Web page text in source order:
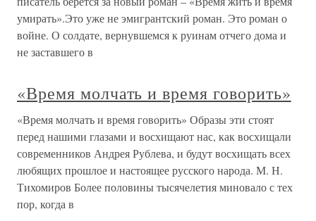
умирать».Это уже не эмигрантский роман. Это роман о
войне. О солдате, вернувшемся к руинам отчего дома и
не заставшего в
«Время молчать и время говорить»
«Время молчать и время говорить» Образы эти стоят
перед нашими глазами и восхищают нас, как восхищали
современников Андрея Рублева, и будут восхищать всех
любящих прошлое и настоящее русского народа. М. Н.
Тихомиров Более половины тысячелетия миновало с тех
пор, когда в